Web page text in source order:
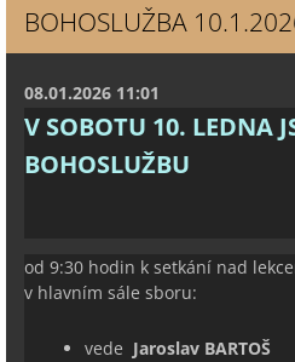
BOHOSLUŽBA
08.01.2026 11:01
V SOBOTU 10. LEDNA
BOHOSLUŽBU
od 9:30 hodin k setkání nad
v hlavním sále sboru:
vede Jaroslav BARTOŠ